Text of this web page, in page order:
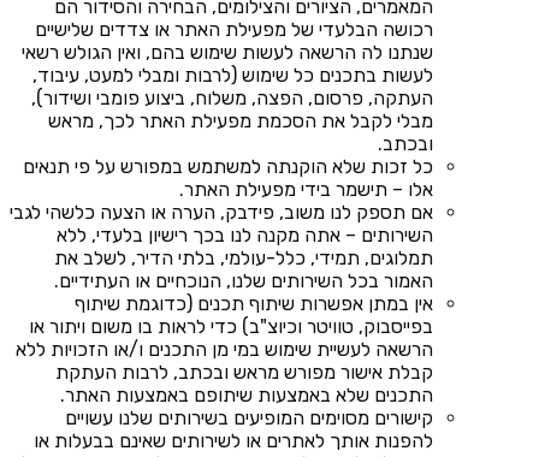
המאמרים, הציורים והצילומים, הבחירה והסידור הם
רכושה הבלעדי של מפעילת האתר או צדדים שלישיים
שנתנו לה הרשאה לעשות שימוש בהם, ואין הגולש רשאי
לעשות בתכנים כל שימוש (לרבות ומבלי למעט, עיבוד,
העתקה, פרסום, הפצה, משלוח, ביצוע פומבי ושידור),
מבלי לקבל את הסכמת מפעילת האתר לכך, מראש
ובכתב.
כל זכות שלא הוקנתה למשתמש במפורש על פי תנאים
אלו – תישמר בידי מפעילת האתר.
אם תספק לנו משוב, פידבק, הערה או הצעה כלשהי לגבי
השירותים – אתה מקנה לנו בכך רישיון בלעדי, ללא
תמלוגים, תמידי, כלל-עולמי, בלתי הדיר, לשלב את
האמור בכל השירותים שלנו, הנוכחיים או העתידיים.
אין במתן אפשרות שיתוף תכנים (כדוגמת שיתוף
בפייסבוק, טוויטר וכיוצ"ב) כדי לראות בו משום ויתור או
הרשאה לעשיית שימוש במי מן התכנים ו/או הזכויות ללא
קבלת אישור מפורש מראש ובכתב, לרבות העתקת
התכנים שלא באמצעות שיתופם באמצעות האתר.
קישורים מסוימים המופיעים בשירותים שלנו עשויים
להפנות אותך לאתרים או לשירותים שאינם בבעלות או